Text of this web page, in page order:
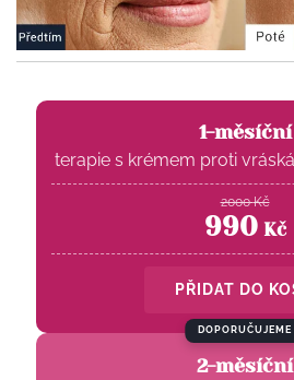
1-měsíční
terapie s krémem proti
2000 Kč
990 Kč
PŘIDAT DO
DOPORUČUJEME
2-měsíční